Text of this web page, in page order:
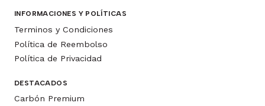
INFORMACIONES Y POLÍTICAS
Terminos y Condiciones
Política de Reembolso
Política de Privacidad
DESTACADOS
Carbón Premium